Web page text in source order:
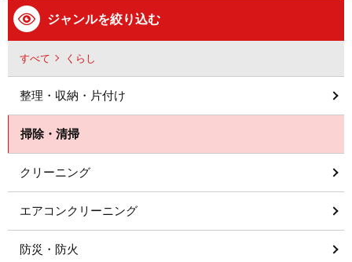
ジャンルを絞り込む
すべて くらし
整理・収納・片付け
掃除・清掃
クリーニング
エアコンクリーニング
防災・防火